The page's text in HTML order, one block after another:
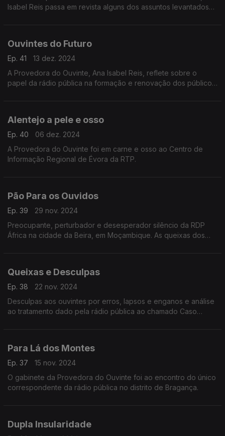
Isabel Reis passa em revista alguns dos assuntos levantados
Ouvintes do Futuro
Ep. 41
13 dez. 2024
A Provedora do Ouvinte, Ana Isabel Reis, reflete sobre o
papel da rádio pública na formação e renovação dos públicos
Alentejo a pele e osso
Ep. 40
06 dez. 2024
A Provedora do Ouvinte foi em carne e osso ao Centro de
Informação Regional de Évora da RTP.
Pão Para os Ouvidos
Ep. 39
29 nov. 2024
Preocupante, perturbador e desesperador silêncio da RDP
África na cidade da Beira, em Moçambique. As queixas dos
Queixas e Desculpas
Ep. 38
22 nov. 2024
Desculpas aos ouvintes por erros, lapsos e enganos e análise
ao tratamento dado pela rádio pública ao chamado Caso
Para Lá dos Montes
Ep. 37
15 nov. 2024
O gabinete da Provedora do Ouvinte foi ao encontro do único
correspondente da rádio pública no distrito de Bragança.
Dupla Insularidade